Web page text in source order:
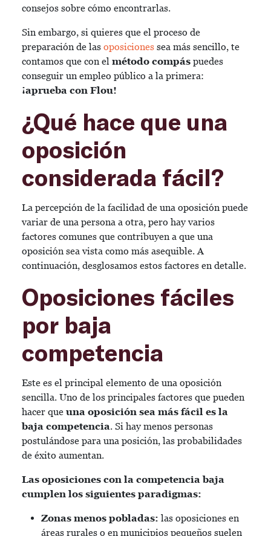
consejos sobre cómo encontrarlas.
Sin embargo, si quieres que el proceso de
preparación de las oposiciones sea más sencillo, te
contamos que con el método compás puedes
conseguir un empleo público a la primera:
¡aprueba con Flou!
¿Qué hace que una
oposición
considerada fácil?
La percepción de la facilidad de una oposición puede
variar de una persona a otra, pero hay varios
factores comunes que contribuyen a que una
oposición sea vista como más asequible. A
continuación, desglosamos estos factores en detalle.
Oposiciones fáciles
por baja
competencia
Este es el principal elemento de una oposición
sencilla. Uno de los principales factores que pueden
hacer que una oposición sea más fácil es la
baja competencia. Si hay menos personas
postulándose para una posición, las probabilidades
de éxito aumentan.
Las oposiciones con la competencia baja
cumplen los siguientes paradigmas:
Zonas menos pobladas: las oposiciones en
áreas rurales o en municipios pequeños suelen